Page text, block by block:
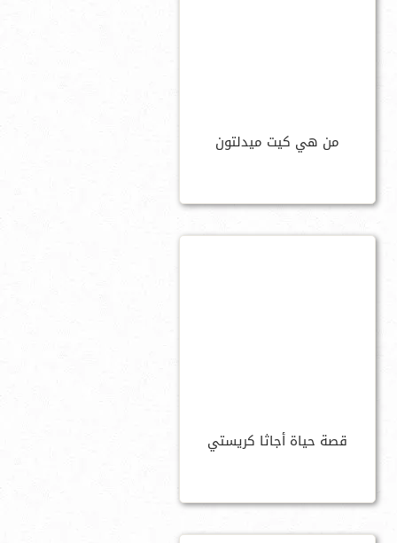
من هي كيت ميدلتون
قصة حياة أجاثا كريستي